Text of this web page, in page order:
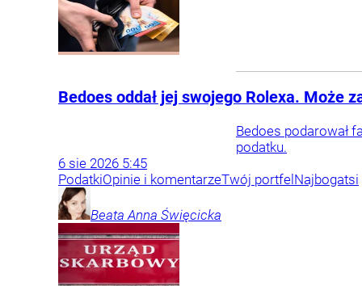
Bedoes oddał jej swojego Rolexa. Może
Bedoes podarował
podatku.
6 sie 2026 5:45
PodatkiOpinie i komentarzeTwój portfelNajbogatsi
Beata Anna Święcicka